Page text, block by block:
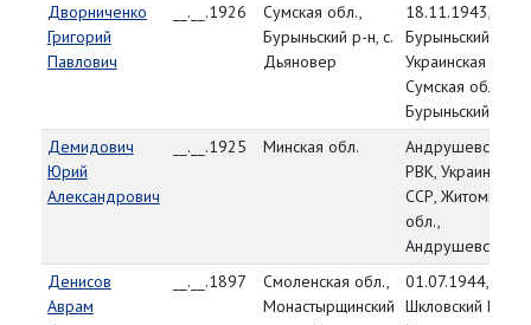
Дворниченко
Григорий
Павлович
__.__.1926
Сумская обл.,
Бурыньский р-н, с.
Дьяновер
18.11.1943,
Бурыньский РВК,
Украинская ССР,
Сумская обл.,
Бурыньский р-н
Демидович
Юрий
Александрович
__.__.1925 Минская обл.
Андрушевский
РВК, Украинская
ССР,
обл.,
Андрушевский
Денисов
Аврам
__.__.1897
Смоленская обл.,
Монастырщинский
01.07.1944,
Шкловский РВК,